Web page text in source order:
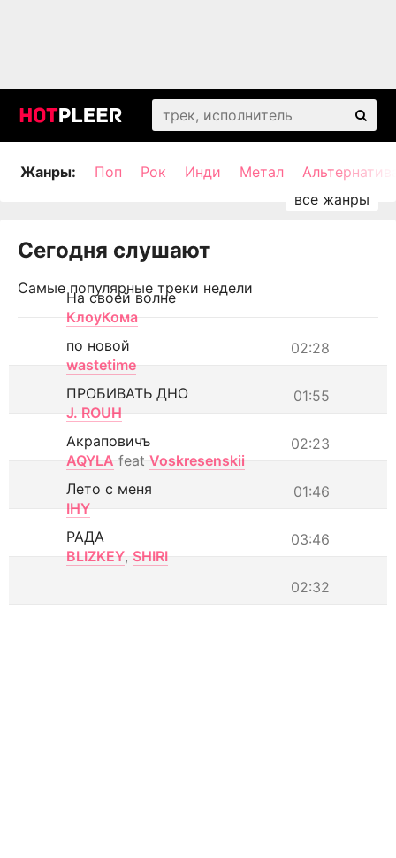
Жанры: Поп Рок Инди Метал
Сегодня слушают
Самые популярные треки недели
На своей волне
КлоуКома
02:28
по новой
wastetime
01:55
ПРОБИВАТЬ ДНО
J. ROUH
02:23
Акраповичъ
AQYLA feat Voskresenskii
01:46
Лето с меня
IHY
03:46
РАДА
BLIZKEY, SHIRI
02:32